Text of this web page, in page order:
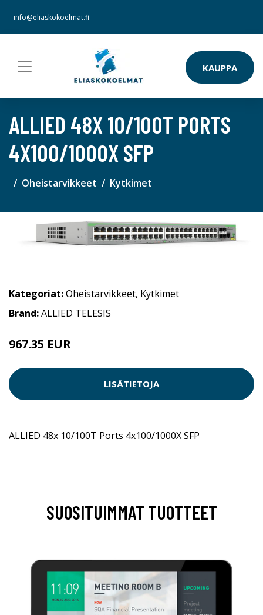
info@eliaskokoelmat.fi
KAUPPA
ALLIED 48X 10/100T PORTS
4X100/1000X SFP
Oheistarvikkeet Kytkimet
Kategoriat:Oheistarvikkeet, Kytkimet
Brand:ALLIED TELESIS
967.35 EUR
LISÄTIETOJA
ALLIED 48x 10/100T Ports 4x100/1000X SFP
SUOSITUIMMAT TUOTTEET